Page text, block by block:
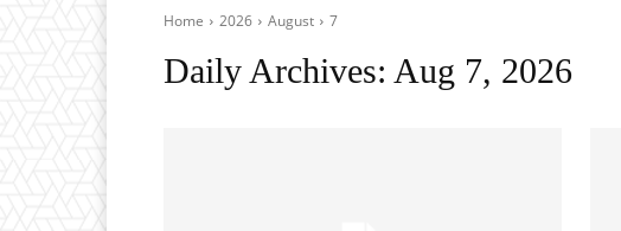
Home 2026 August 7
Daily Archives: Aug 7, 2026